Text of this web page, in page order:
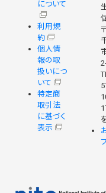
について
利用規
約
個人情
報の取
扱いにつ
いて
特定商
取引法
に基づく
表示